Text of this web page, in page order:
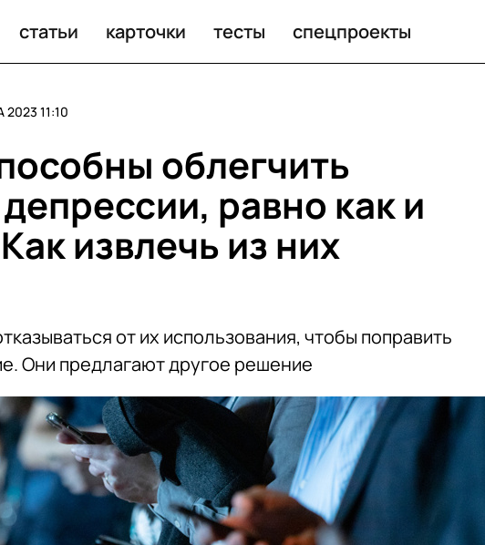
статьи карточки тесты спецпроекты
2023 11:10
облегчить
равно как и
извлечь из них
от их использования, чтобы поправить
Они предлагают другое решение